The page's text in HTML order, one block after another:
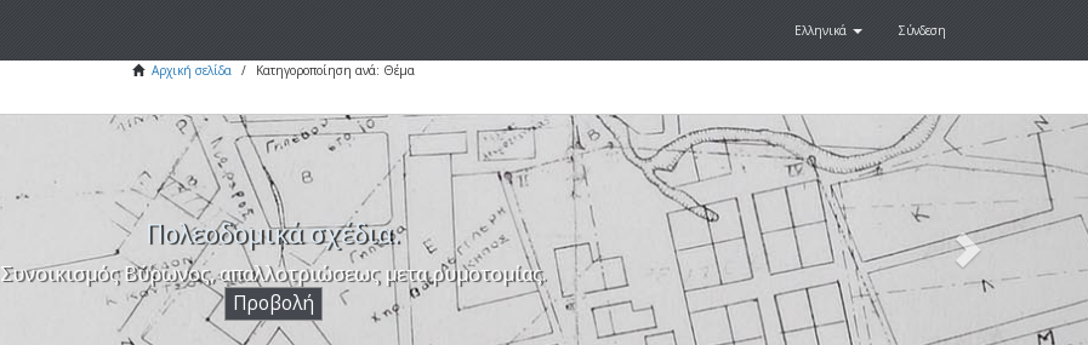
Ελληνικά Σύνδεση
Αρχική σελίδα Κατηγοροποίηση ανά: Θέμα
Πολεοδομικά σχέδια.
Συνοικισμός Βύρωνος, απαλλοτριώσεως μετα ρυμοτομίας.
Προβολή
Next